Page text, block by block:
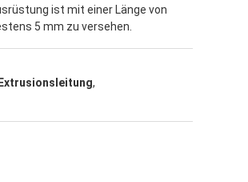
ist mit einer Länge von
5 mm zu versehen.
,